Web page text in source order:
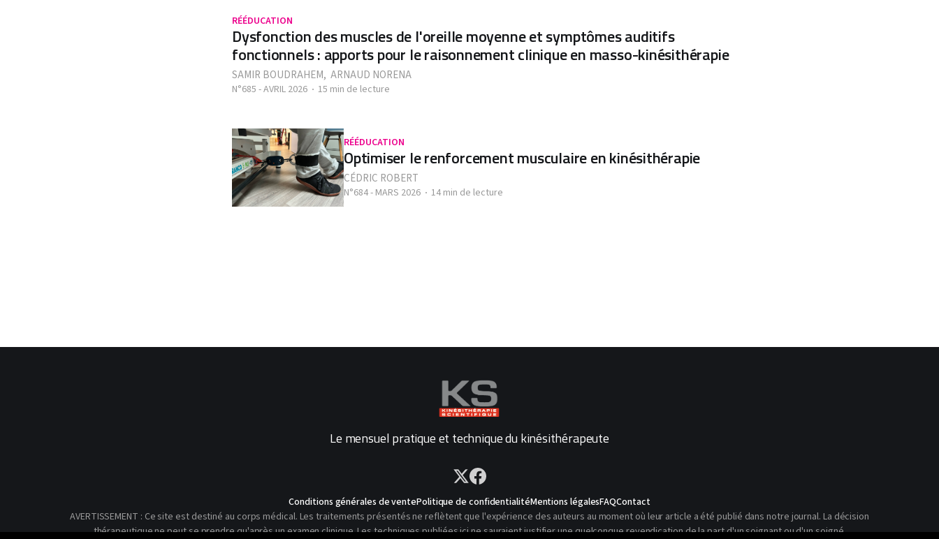
RÉÉDUCATION
Dysfonction des muscles de l'oreille moyenne et symptômes auditifs
fonctionnels : apports pour le raisonnement clinique en masso-kinésithérapie
SAMIR BOUDRAHEM, ARNAUD NORENA
N°685 - AVRIL 2026 15 min de lecture
RÉÉDUCATION
Optimiser le renforcement musculaire en kinésithérapie
CÉDRIC ROBERT
N°684 - MARS 2026 14 min de lecture
Le mensuel pratique et technique du kinésithérapeute
Conditions générales de ventePolitique de confidentialitéMentions légalesFAQContact
AVERTISSEMENT : Ce site est destiné au corps médical. Les traitements présentés ne reflètent que l'expérience des auteurs au moment où leur article a été publié dans notre journal. La décision
thérapeutique ne peut se prendre qu'après un examen clinique. Les techniques publiées ici ne sauraient justifier une quelconque revendication de la part d'un soignant ou d'un soigné.